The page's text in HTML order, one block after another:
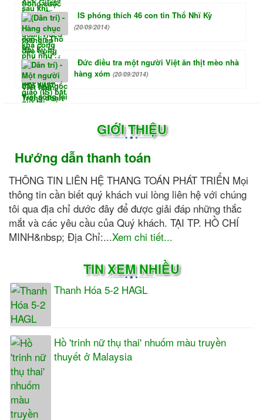
IS phóng thích 46 con tin Thổ Nhĩ Kỳ
(20/09/2014)
Đức điều tra một người Việt ăn thịt mèo nhà
hàng xóm (20/09/2014)
GIỚI THIỆU
Hướng dẫn thanh toán
THÔNG TIN LIÊN HỆ THANG TOÁN PHÁT TRIỂN Mọi
thông tin cần biết quý khách vui lòng liên hệ với chúng
tôi qua địa chỉ dước đây để được giải đáp những thắc
mắt và các yêu cầu của Quý khách. TẠI TP. HỒ CHÍ
MINH&nbsp; Địa Chỉ:...Xem chi tiết...
TIN XEM NHIỀU
Thanh Hóa 5-2 HAGL
Hồ 'trinh nữ thụ thai' nhuốm màu truyền
thuyết ở Malaysia